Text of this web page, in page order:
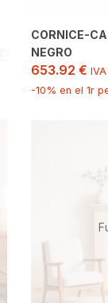
CORNICE-
NEGRO
653.92 €
-10% en el 1r